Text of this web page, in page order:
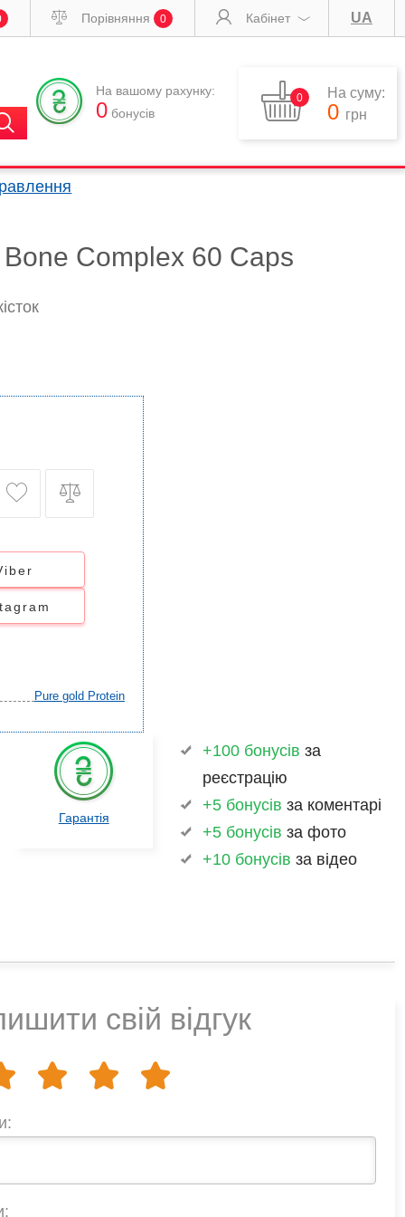
Порівняння 0 Кабінет UA
На вашому рахунку:
0 бонусів
0 На суму:
0 грн
Complex 60 Caps
Pure gold Protein
Гарантія
+100 бонусів за
реєстрацію
+5 бонусів за коментарі
+5 бонусів за фото
+10 бонусів за відео
свій відгук